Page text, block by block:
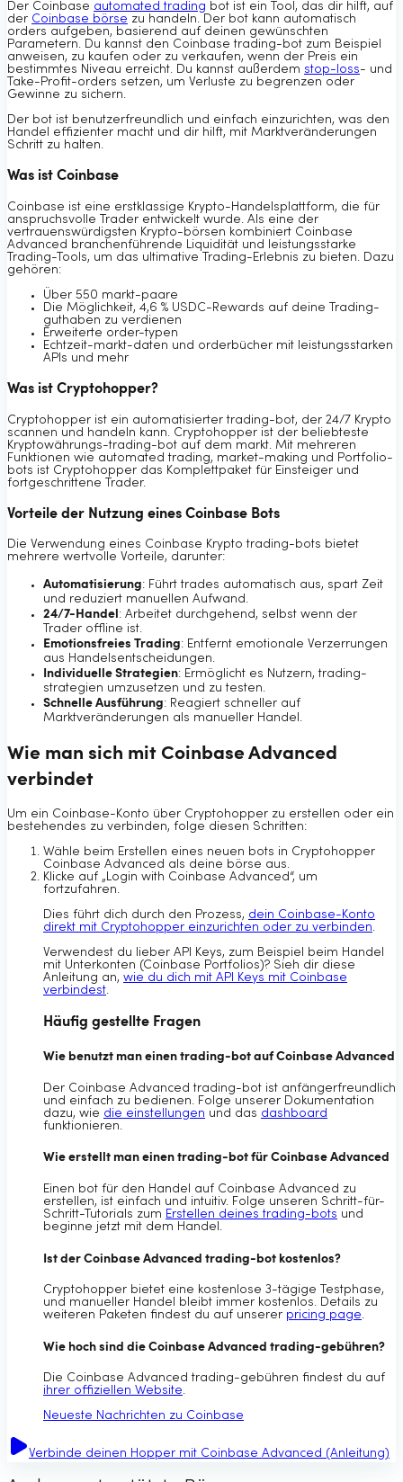
Der Coinbase automated trading bot ist ein Tool, das dir hilft, auf
der Coinbase börse zu handeln. Der bot kann automatisch
orders aufgeben, basierend auf deinen gewünschten
Parametern. Du kannst den Coinbase trading-bot zum Beispiel
anweisen, zu kaufen oder zu verkaufen, wenn der Preis ein
bestimmtes Niveau erreicht. Du kannst außerdem stop-loss- und
Take-Profit-orders setzen, um Verluste zu begrenzen oder
Gewinne zu sichern.
Der bot ist benutzerfreundlich und einfach einzurichten, was den
Handel effizienter macht und dir hilft, mit Marktveränderungen
Schritt zu halten.
Was ist Coinbase
Coinbase ist eine erstklassige Krypto-Handelsplattform, die für
anspruchsvolle Trader entwickelt wurde. Als eine der
vertrauenswürdigsten Krypto-börsen kombiniert Coinbase
Advanced branchenführende Liquidität und leistungsstarke
Trading-Tools, um das ultimative Trading-Erlebnis zu bieten. Dazu
gehören:
Über 550 markt-paare
Die Möglichkeit, 4,6 % USDC-Rewards auf deine Trading-
guthaben zu verdienen
Erweiterte order-typen
Echtzeit-markt-daten und orderbücher mit leistungsstarken
APIs und mehr
Was ist Cryptohopper?
Cryptohopper ist ein automatisierter trading-bot, der 24/7 Krypto
scannen und handeln kann. Cryptohopper ist der beliebteste
Kryptowährungs-trading-bot auf dem markt. Mit mehreren
Funktionen wie automated trading, market-making und Portfolio-
bots ist Cryptohopper das Komplettpaket für Einsteiger und
fortgeschrittene Trader.
Vorteile der Nutzung eines Coinbase Bots
Die Verwendung eines Coinbase Krypto trading-bots bietet
mehrere wertvolle Vorteile, darunter:
Automatisierung: Führt trades automatisch aus, spart Zeit
und reduziert manuellen Aufwand.
24/7-Handel : Arbeitet durchgehend, selbst wenn der
Trader offline ist.
Emotionsfreies Trading: Entfernt emotionale Verzerrungen
aus Handelsentscheidungen.
Individuelle Strategien: Ermöglicht es Nutzern, trading-
strategien umzusetzen und zu testen.
Schnelle Ausführung: Reagiert schneller auf
Marktveränderungen als manueller Handel.
Wie man sich mit Coinbase Advanced
verbindet
Um ein Coinbase-Konto über Cryptohopper zu erstellen oder ein
bestehendes zu verbinden, folge diesen Schritten:
Wähle beim Erstellen eines neuen bots in Cryptohopper
Coinbase Advanced als deine börse aus.
Klicke auf „Login with Coinbase Advanced“, um
fortzufahren.
Dies führt dich durch den Prozess, dein Coinbase-Konto
direkt mit Cryptohopper einzurichten oder zu verbinden.
Verwendest du lieber API Keys, zum Beispiel beim Handel
mit Unterkonten (Coinbase Portfolios)? Sieh dir diese
Anleitung an, wie du dich mit API Keys mit Coinbase
verbindest.
Häufig gestellte Fragen
Wie benutzt man einen trading-bot auf Coinbase Advanced
Der Coinbase Advanced trading-bot ist anfängerfreundlich
und einfach zu bedienen. Folge unserer Dokumentation
dazu, wie die einstellungen und das dashboard
funktionieren.
Wie erstellt man einen trading-bot für Coinbase Advanced
Einen bot für den Handel auf Coinbase Advanced zu
erstellen, ist einfach und intuitiv. Folge unseren Schritt-für-
Schritt-Tutorials zum Erstellen deines trading-bots und
beginne jetzt mit dem Handel.
Ist der Coinbase Advanced trading-bot kostenlos?
Cryptohopper bietet eine kostenlose 3-tägige Testphase,
und manueller Handel bleibt immer kostenlos. Details zu
weiteren Paketen findest du auf unserer pricing page.
Wie hoch sind die Coinbase Advanced trading-gebühren?
Die Coinbase Advanced trading-gebühren findest du auf
ihrer offiziellen Website.
Neueste Nachrichten zu Coinbase
Verbinde deinen Hopper mit Coinbase Advanced (Anleitung)